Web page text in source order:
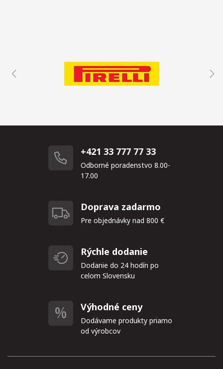
+421 33 777 77 33
Odborné poradenstvo 8.00-
17.00
Doprava zadarmo
Pre objednávky nad 800 €
Rýchle dodanie
Dodanie do 24 hodín po
celom Slovensku
Výhodné ceny
Dodávame produkty priamo
od výrobcov